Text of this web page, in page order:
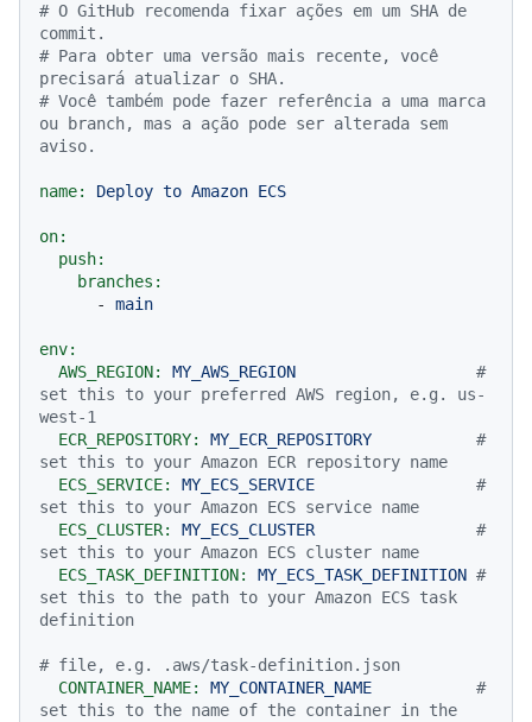
# O GitHub recomenda fixar ações em um SHA de
commit.
# Para obter uma versão mais recente, você
precisará atualizar o SHA.
# Você também pode fazer referência a uma marca
ou branch, mas a ação pode ser alterada sem
aviso.
name: Deploy to Amazon ECS
on:
push:
branches:
-
main
env:
AWS_REGION:
MY_AWS_REGION
#
set this to your preferred AWS region, e.g. us-
west-1
ECR_REPOSITORY:
MY_ECR_REPOSITORY
#
set this to your Amazon ECR repository name
ECS_SERVICE:
MY_ECS_SERVICE
#
set this to your Amazon ECS service name
ECS_CLUSTER:
MY_ECS_CLUSTER
#
set this to your Amazon ECS cluster name
ECS_TASK_DEFINITION:
MY_ECS_TASK_DEFINITION #
set this to the path to your Amazon ECS task
definition
# file, e.g. .aws/task-definition.json
CONTAINER_NAME:
MY_CONTAINER_NAME
#
set this to the name of the container in the